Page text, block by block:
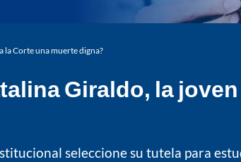
la Corte una muerte digna?
Giraldo, la
seleccione su tutela para